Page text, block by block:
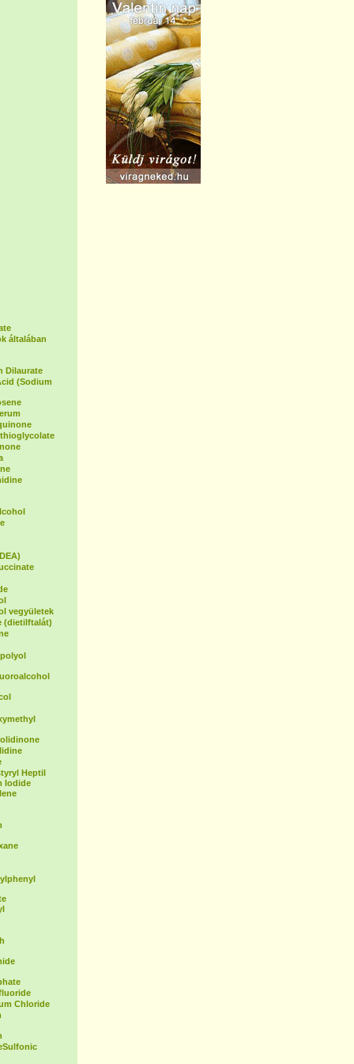
általában
Dilaurate
(Sodium
vegyületek
(dietilftalát)
Heptil
Iodide
Chloride